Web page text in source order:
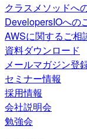
クラスメソッドへ
DevelopersIOへの
AWSに関するご相
資料ダウンロード
メールマガジン登
セミナー情報
採用情報
会社説明会
勉強会